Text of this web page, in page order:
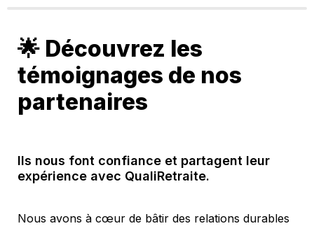
🌟 Découvrez les
témoignages de nos
partenaires
Ils nous font confiance et partagent leur
expérience avec QualiRetraite.
Nous avons à cœur de bâtir des relations durables